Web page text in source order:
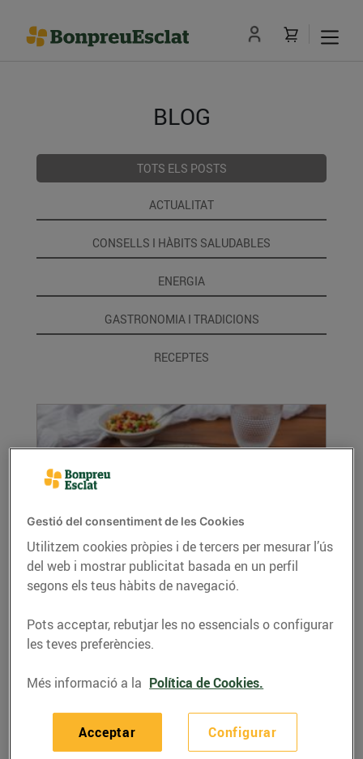
BLOG
TOTS ELS POSTS
ACTUALITAT
CONSELLS I HÀBITS SALUDABLES
ENERGIA
GASTRONOMIA I TRADICIONS
RECEPTES
Lluç amb parmentier
07/de juny/2022
Ingredients per a 4 persones: Per al lluç: 4
supremes de lluç fresc Un raig d’oli d’oliva ...
Gestió del consentiment de les Cookies
Utilitzem cookies pròpies i de tercers per mesurar l’ús
del web i mostrar publicitat basada en un perfil
segons els teus hàbits de navegació.
Pots acceptar, rebutjar les no essencials o configurar
les teves preferències.
Més informació a la Política de Cookies.
Configurar
Acceptar